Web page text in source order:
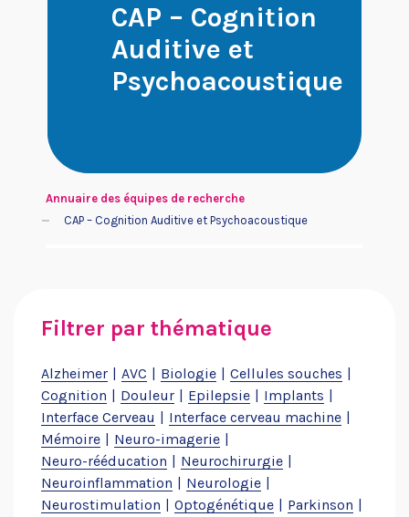
Je suis un patient ou un
Je cherche un financement
Je souhaite aider Neurodis Je suis une entreprise
CAP – Cognition
Auditive et
Psychoacoustique
Annuaire des équipes de recherche
CAP – Cognition Auditive et Psychoacoustique
Filtrer par thématique
Alzheimer AVC Biologie
Cellules souches
Cognition
Douleur Epilepsie
Implants
Interface Cerveau
Interface cerveau machine
Mémoire
Neuro-imagerie
Neuro-rééducation
Neurochirurgie
Neuroinflammation
Neurologie
Neurostimulation
Optogénétique
Parkinson